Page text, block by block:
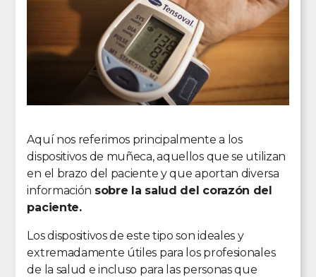
Aquí nos referimos principalmente a los
dispositivos de muñeca, aquellos que se utilizan
en el brazo del paciente y que aportan diversa
información sobre la salud del corazón del
paciente.
Los dispositivos de este tipo son ideales y
extremadamente útiles para los profesionales
de la salud e incluso para las personas que